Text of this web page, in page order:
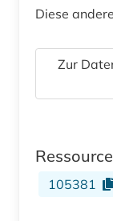
Diese
Zur
105381